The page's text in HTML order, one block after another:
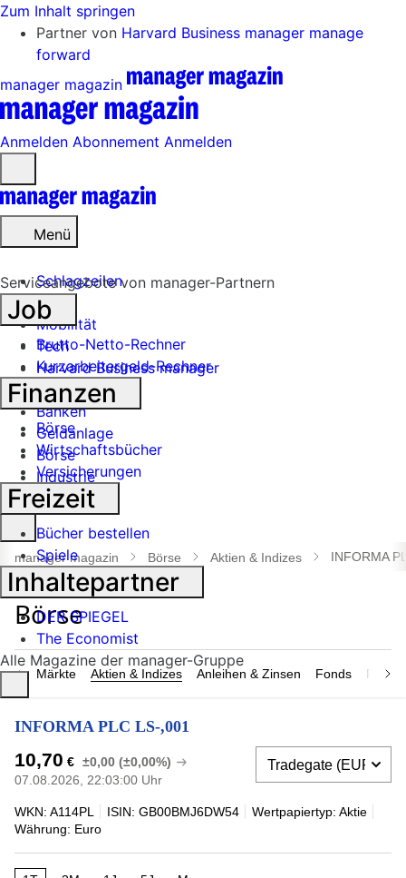
Zum Inhalt springen
Partner von Harvard Business manager manage
forward
manager magazin
Anmelden Abonnement Anmelden
öffnen
Menü
Schlagzeilen
Mobilität
Tech
Harvard Business manager
Handel
Banken
Geldanlage
Börse
Industrie
öffnen
manager magazin Börse Aktien & Indizes INFORMA
Märkte Aktien & Indizes Anleihen & Zinsen Fonds
INFORMA PLC LS-,001
10,70 € ±0,00 (±0,00%)
07.08.2026, 22:03:00 Uhr
WKN: A114PL ISIN: GB00BMJ6DW54
Wertpapiertyp: Aktie
Währung: Euro
Serviceangebote von manager-Partnern
Job
Brutto-Netto-Rechner
Kurzarbeitergeld-Rechner
Finanzen
Börse
Wirtschaftsbücher
Versicherungen
Freizeit
Bücher bestellen
Spiele
Inhaltepartner
DER SPIEGEL
The Economist
Alle Magazine der manager-Gruppe